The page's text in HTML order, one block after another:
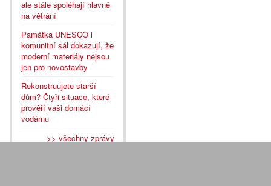
ale stále spoléhají hlavně
na větrání
Památka UNESCO i
komunitní sál dokazují, že
moderní materiály nejsou
jen pro novostavby
Rekonstruujete starší
dům? Čtyři situace, které
prověří vaši domácí
vodárnu
>> všechny zprávy